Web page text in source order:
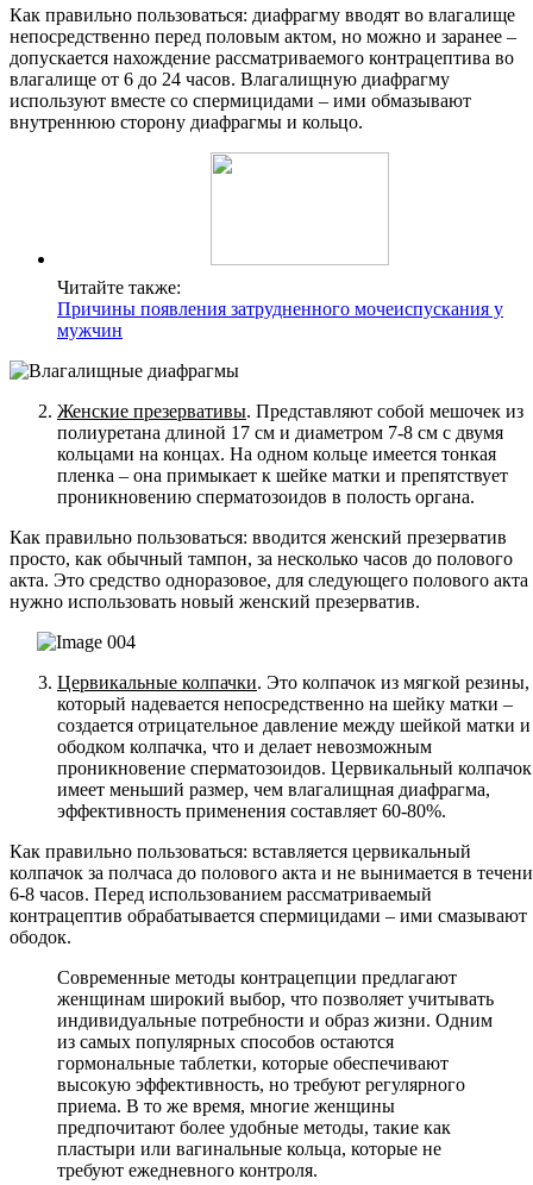
Как правильно пользоваться: диафрагму вводят во влагалище
непосредственно перед половым актом, но можно и заранее –
допускается нахождение рассматриваемого контрацептива во
влагалище от 6 до 24 часов. Влагалищную диафрагму
используют вместе со спермицидами – ими обмазывают
внутреннюю сторону диафрагмы и кольцо.
Читайте также:
Причины появления затрудненного мочеиспускания у
мужчин
Женские презервативы. Представляют собой мешочек из
полиуретана длиной 17 см и диаметром 7-8 см с двумя
кольцами на концах. На одном кольце имеется тонкая
пленка – она примыкает к шейке матки и препятствует
проникновению сперматозоидов в полость органа.
Как правильно пользоваться: вводится женский презерватив
просто, как обычный тампон, за несколько часов до полового
акта. Это средство одноразовое, для следующего полового акта
нужно использовать новый женский презерватив.
Цервикальные колпачки. Это колпачок из мягкой резины,
который надевается непосредственно на шейку матки –
создается отрицательное давление между шейкой матки и
ободком колпачка, что и делает невозможным
проникновение сперматозоидов. Цервикальный колпачок
имеет меньший размер, чем влагалищная диафрагма,
эффективность применения составляет 60-80%.
Как правильно пользоваться: вставляется цервикальный
колпачок за полчаса до полового акта и не вынимается в
6-8 часов. Перед использованием рассматриваемый
контрацептив обрабатывается спермицидами – ими смазывают
ободок.
Современные методы контрацепции предлагают
женщинам широкий выбор, что позволяет учитывать
индивидуальные потребности и образ жизни. Одним
из самых популярных способов остаются
гормональные таблетки, которые обеспечивают
высокую эффективность, но требуют регулярного
приема. В то же время, многие женщины
предпочитают более удобные методы, такие как
пластыри или вагинальные кольца, которые не
требуют ежедневного контроля.